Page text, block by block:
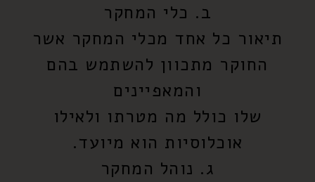
ב. כלי המחקר
תיאור כל אחד מכלי המחקר אשר
החוקר מתכוון להשתמש בהם
והמאפיינים
שלו כולל מה מטרתו ולאילו
אוכלוסיות הוא מיועד.
ג. נוהל המחקר